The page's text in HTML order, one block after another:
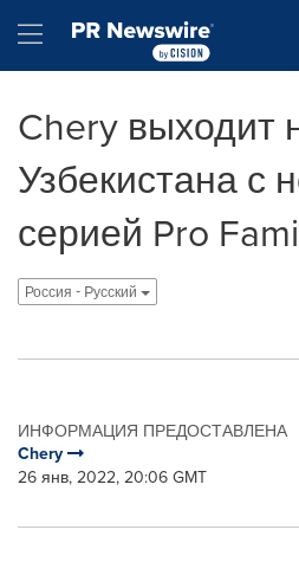
Hamburger menu
Chery выходит
Узбекистана с
серией Pro
Россия - Pусский
ИНФОРМАЦИЯ ПРЕДОСТАВЛЕНА
Chery
26 янв, 2022, 20:06 GMT